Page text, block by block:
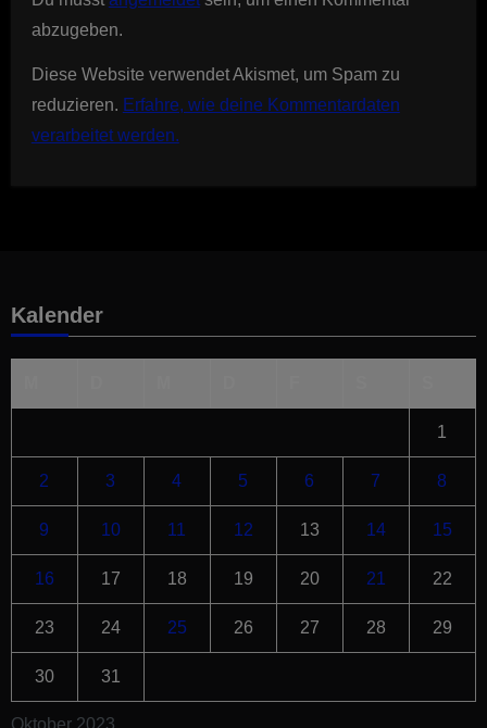
abzugeben.
Diese Website verwendet Akismet, um Spam zu
reduzieren. Erfahre, wie deine Kommentardaten
verarbeitet werden.
Kalender
Oktober 2023
1
2 3 4 5 6 7 8
9 10 11 12 13 14 15
16 17 18 19 20 21 22
23 24 25 26 27 28 29
30 31